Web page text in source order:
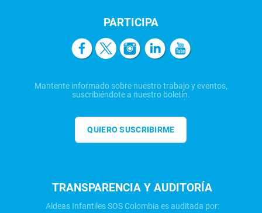
PARTICIPA
Mantente informado sobre nuestro trabajo y eventos,
suscribiéndote a nuestro boletín.
QUIERO SUSCRIBIRME
TRANSPARENCIA Y AUDITORÍA
Aldeas Infantiles SOS Colombia es auditada por: